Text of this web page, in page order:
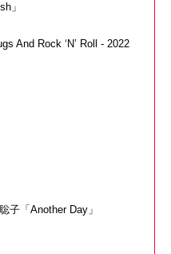
」
And Rock ‘N’ Roll - 2022
子「Another Day」